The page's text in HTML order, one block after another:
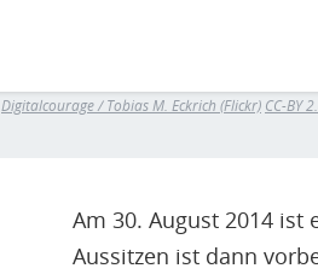
Digitalcourage / Tobias M. Eckrich (Flickr) CC-BY
Am 30. August 2014
Aussitzen ist dann